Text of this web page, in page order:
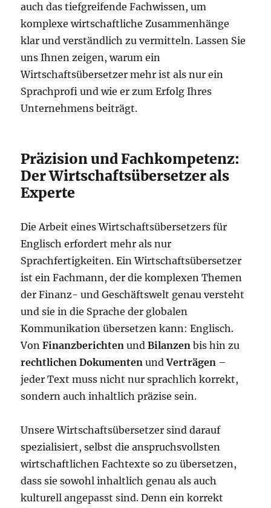
auch das tiefgreifende Fachwissen, um
komplexe wirtschaftliche Zusammenhänge
klar und verständlich zu vermitteln. Lassen Sie
uns Ihnen zeigen, warum ein
Wirtschaftsübersetzer mehr ist als nur ein
Sprachprofi und wie er zum Erfolg Ihres
Unternehmens beiträgt.
Präzision und Fachkompetenz:
Der Wirtschaftsübersetzer als
Experte
Die Arbeit eines Wirtschaftsübersetzers für
Englisch erfordert mehr als nur
Sprachfertigkeiten. Ein Wirtschaftsübersetzer
ist ein Fachmann, der die komplexen Themen
der Finanz- und Geschäftswelt genau versteht
und sie in die Sprache der globalen
Kommunikation übersetzen kann: Englisch.
VonFinanzberichten undBilanzen bis hin zu
rechtlichen Dokumenten undVerträgen –
jeder Text muss nicht nur sprachlich korrekt,
sondern auch inhaltlich präzise sein.
Unsere Wirtschaftsübersetzer sind darauf
spezialisiert, selbst die anspruchsvollsten
wirtschaftlichen Fachtexte so zu übersetzen,
dass sie sowohl inhaltlich genau als auch
kulturell angepasst sind. Denn ein korrekt